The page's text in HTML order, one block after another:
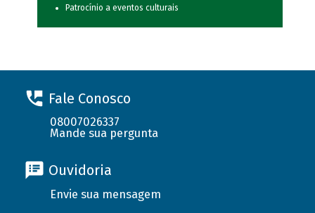
Patrocínio a eventos culturais
Fale Conosco
08007026337
Mande sua pergunta
Ouvidoria
Envie sua mensagem